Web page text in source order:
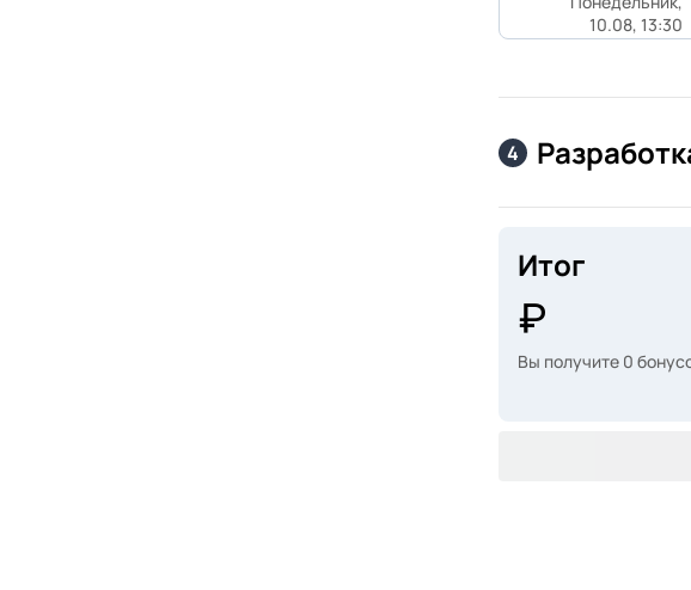
10.08, 13:30
4
Итог
Вы получите 0